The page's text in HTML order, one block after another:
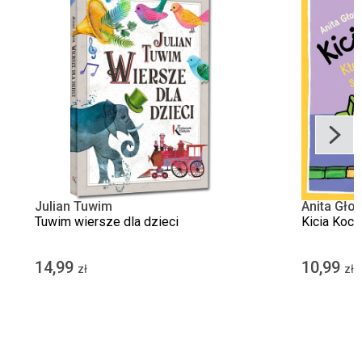
Julian Tuwim
Tuwim wiersze dla dzieci
14,99 zł
Anita
Kicia
10,99 zł